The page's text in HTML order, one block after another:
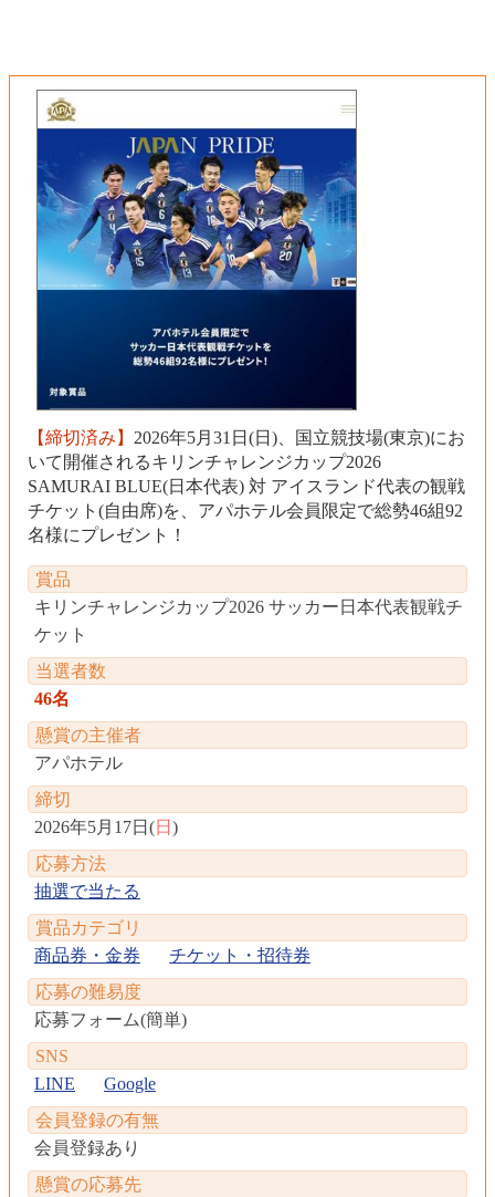
【締切済み】 2026年5月31日(日)、国立競技場(東京)にお
いて開催されるキリンチャレンジカップ2026
SAMURAI BLUE(日本代表) 対 アイスランド代表の観戦
チケット(自由席)を、アパホテル会員限定で総勢46組92
名様にプレゼント！
賞品
キリンチャレンジカップ2026 サッカー日本代表観戦チ
ケット
当選者数
46名
懸賞の主催者
アパホテル
締切
2026年5月17日(日 )
応募方法
抽選で当たる
賞品カテゴリ
商品券・金券
チケット・招待券
応募の難易度
応募フォーム(簡単)
SNS
LINE
Google
会員登録の有無
会員登録あり
懸賞の応募先